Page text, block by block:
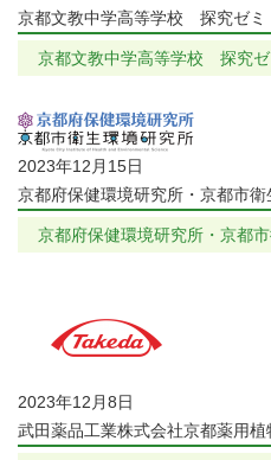
京都文教中学高等学校 探究ゼミ
京都文教中学高等学校 探究ゼ
2023年12月15日
京都府保健環境研究所・京都市
京都府保健環境研究所・京都
2023年12月8日
武田薬品工業株式会社京都薬用植